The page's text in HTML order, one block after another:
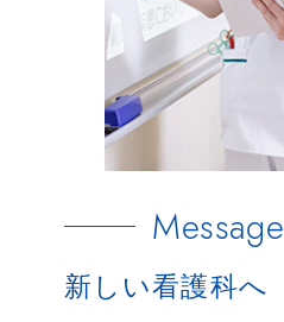
Message
新しい看護科へ